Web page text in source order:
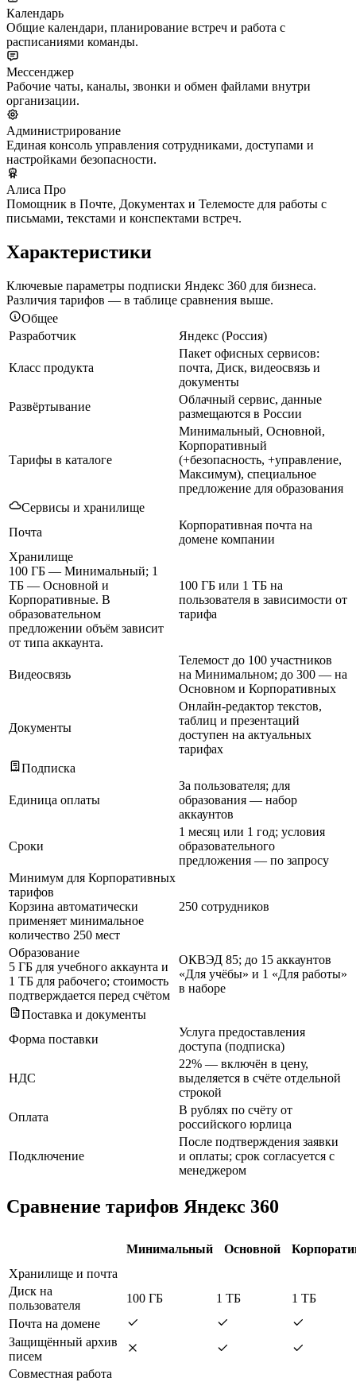
Календарь
Общие календари, планирование встреч и работа с
расписаниями команды.
Мессенджер
Рабочие чаты, каналы, звонки и обмен файлами внутри
организации.
Администрирование
Единая консоль управления сотрудниками, доступами и
настройками безопасности.
Алиса Про
Помощник в Почте, Документах и Телемосте для работы с
письмами, текстами и конспектами встреч.
Характеристики
Ключевые параметры подписки Яндекс 360 для бизнеса.
Различия тарифов — в таблице сравнения выше.
Общее
Разработчик
Яндекс (Россия)
Класс продукта
Пакет офисных сервисов:
почта, Диск, видеосвязь и
документы
Развёртывание
Облачный сервис, данные
размещаются в России
Тарифы в каталоге
Минимальный, Основной,
Корпоративный
(+безопасность, +управление,
Максимум), специальное
предложение для образования
Сервисы и хранилище
Почта
Корпоративная почта на
домене компании
Хранилище
100 ГБ — Минимальный; 1
ТБ — Основной и
Корпоративные. В
образовательном
предложении объём зависит
от типа аккаунта.
100 ГБ или 1 ТБ на
пользователя в зависимости от
тарифа
Видеосвязь
Телемост до 100 участников
на Минимальном; до 300 — на
Основном и Корпоративных
Документы
Онлайн-редактор текстов,
таблиц и презентаций
доступен на актуальных
тарифах
Подписка
Единица оплаты
За пользователя; для
образования — набор
аккаунтов
Сроки
1 месяц или 1 год; условия
образовательного
предложения — по запросу
Минимум для Корпоративных
тарифов
Корзина автоматически
применяет минимальное
количество 250 мест
250 сотрудников
Образование
5 ГБ для учебного аккаунта и
1 ТБ для рабочего; стоимость
подтверждается перед счётом
ОКВЭД 85; до 15 аккаунтов
«Для учёбы» и 1 «Для работы»
в наборе
Поставка и документы
Форма поставки
Услуга предоставления
доступа (подписка)
НДС
22% — включён в цену,
выделяется в счёте отдельной
строкой
Оплата
В рублях по счёту от
российского юрлица
Подключение
После подтверждения заявки
и оплаты; срок согласуется с
менеджером
Сравнение тарифов Яндекс 360
Минимальный Основной
Хранилище и почта
Диск на
пользователя
100 ГБ 1 ТБ
1 ТБ
Почта на домене
Защищённый архив
писем
Совместная работа